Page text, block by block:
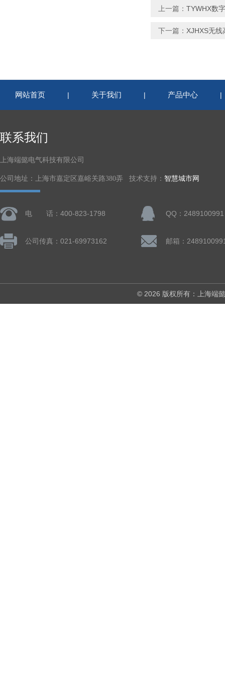
上一篇： TYWHX数
下一篇： XJHXS无线
网站首页 | 关于我们 | 产品中心
联系我们
上海端懿电气科技有限公司
公司地址：上海市嘉定区嘉峪关路380弄 技术支持： 智慧城市网
电 话：400-823-1798 QQ：2489100991
公司传真：021-69973162 邮箱：
© 2026 版权所有：上海端